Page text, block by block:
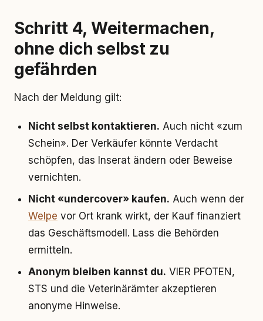
Schritt 4, Weitermachen,
ohne dich selbst zu
gefährden
Nach der Meldung gilt:
Nicht selbst kontaktieren. Auch nicht «zum
Schein». Der Verkäufer könnte Verdacht
schöpfen, das Inserat ändern oder Beweise
vernichten.
Nicht «undercover» kaufen. Auch wenn der
Welpe vor Ort krank wirkt, der Kauf finanziert
das Geschäftsmodell. Lass die Behörden
ermitteln.
Anonym bleiben kannst du. VIER PFOTEN,
STS und die Veterinärämter akzeptieren
anonyme Hinweise.